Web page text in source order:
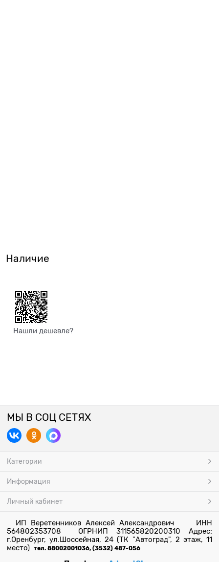
Наличие
Нашли дешевле?
МЫ В СОЦ СЕТЯХ
Категории
Информация
Личный кабинет
ИП Веретенников Алексей Александрович ИНН
564802353708 ОГРНИП 311565820200310 Адрес:
г.Оренбург, ул.Шоссейная, 24 (ТК "Автоград", 2 этаж, 11
место) тел. 88002001036, (3532) 487-056